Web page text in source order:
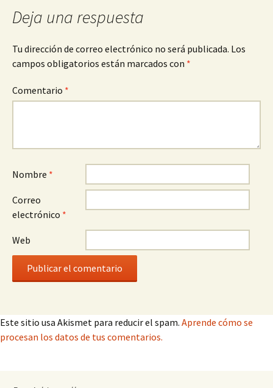
Deja una respuesta
Tu dirección de correo electrónico no será publicada. Los
campos obligatorios están marcados con *
Comentario *
Nombre *
Correo
electrónico *
Web
Este sitio usa Akismet para reducir el spam. Aprende cómo se
procesan los datos de tus comentarios.